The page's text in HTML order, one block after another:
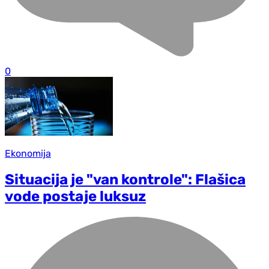
0
Ekonomija
Situacija je "van kontrole": Flašica
vode postaje luksuz